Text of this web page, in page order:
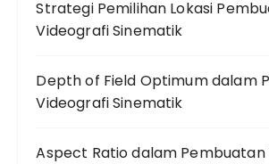
Strategi Pemilihan Lokasi
Videografi Sinematik
Depth of Field Optimum dalam
Videografi Sinematik
Aspect Ratio dalam